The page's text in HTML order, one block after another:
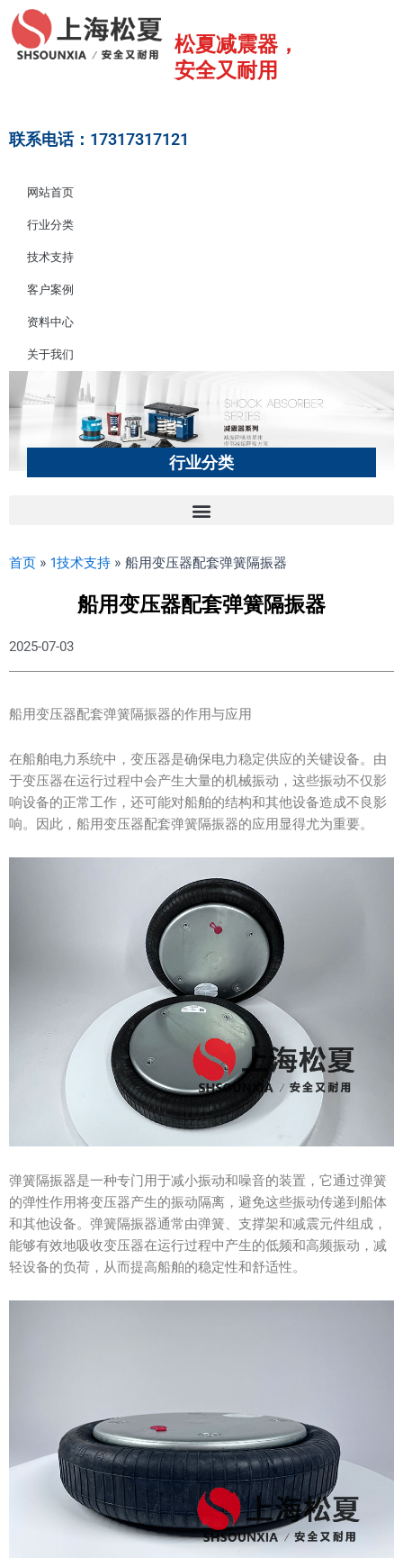
至
松夏减震器，
安全又耐用
联系电话：17317317121
网站首页
行业分类
技术支持
客户案例
资料中心
关于我们
行业分类
首页 » 1技术支持 » 船用变压器配套弹簧隔振器
船用变压器配套弹簧隔振器
2025-07-03
船用变压器配套弹簧隔振器的作用与应用
在船舶电力系统中，变压器是确保电力稳定供应的关键设备。由
于变压器在运行过程中会产生大量的机械振动，这些振动不仅影
响设备的正常工作，还可能对船舶的结构和其他设备造成不良影
响。因此，船用变压器配套弹簧隔振器的应用显得尤为重要。
弹簧隔振器是一种专门用于减小振动和噪音的装置，它通过弹簧
的弹性作用将变压器产生的振动隔离，避免这些振动传递到船体
和其他设备。弹簧隔振器通常由弹簧、支撑架和减震元件组成，
能够有效地吸收变压器在运行过程中产生的低频和高频振动，减
轻设备的负荷，从而提高船舶的稳定性和舒适性。